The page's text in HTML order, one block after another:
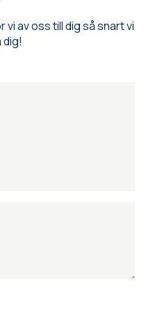
vi av oss till dig så snart vi
dig!